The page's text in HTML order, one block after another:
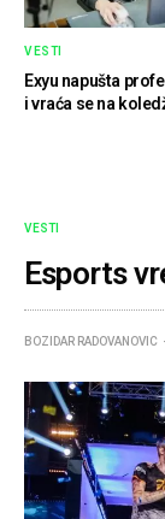
VESTI
Exyu napušta
i vraća se na
VESTI
Esports
BOZIDAR RADOVANOVIC